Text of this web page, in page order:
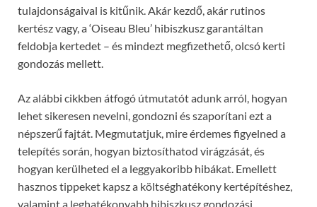
tulajdonságaival is kitűnik. Akár kezdő, akár rutinos
kertész vagy, a ‘Oiseau Bleu’ hibiszkusz garantáltan
feldobja kertedet – és mindezt megfizethető, olcsó kerti
gondozás mellett.
Az alábbi cikkben átfogó útmutatót adunk arról, hogyan
lehet sikeresen nevelni, gondozni és szaporítani ezt a
népszerű fajtát. Megmutatjuk, mire érdemes figyelned a
telepítés során, hogyan biztosíthatod virágzását, és
hogyan kerülheted el a leggyakoribb hibákat. Emellett
hasznos tippeket kapsz a költséghatékony kertépítéshez,
valamint a leghatékonyabb hibiszkusz gondozási